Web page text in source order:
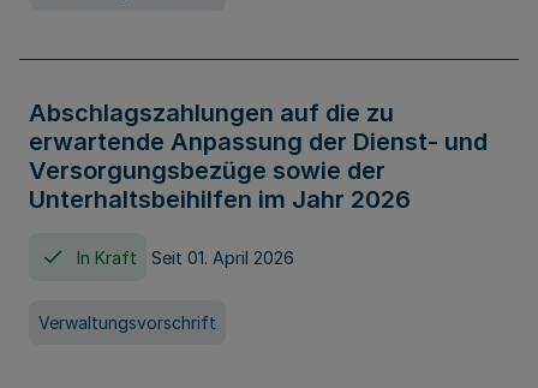
Abschlagszahlungen auf die zu
erwartende Anpassung der Dienst- und
Versorgungsbezüge sowie der
Unterhaltsbeihilfen im Jahr 2026
In Kraft Seit 01. April 2026
Verwaltungsvorschrift